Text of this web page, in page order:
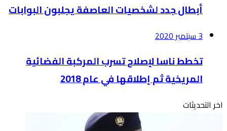
أبطال جدد لشخصيات العاصفة يجلبون البوابات
3 سبتمبر 2020
تخطط ناسا لإصلاح تسرب المركبة الفضائية
المريخية ثم إطلاقها في عام 2018
اخر التحديثات